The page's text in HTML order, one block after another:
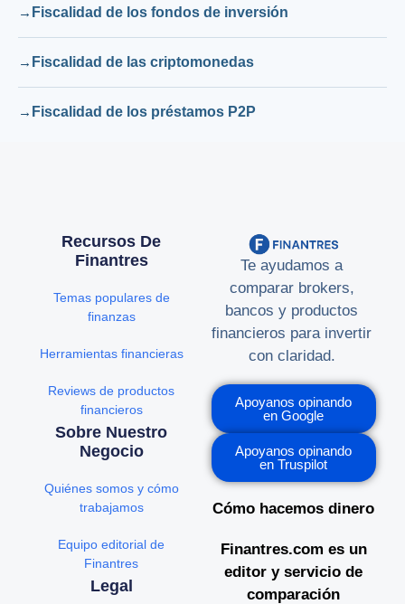
Fiscalidad de los fondos de inversión
Fiscalidad de las criptomonedas
Fiscalidad de los préstamos P2P
Te ayudamos a
comparar brokers,
bancos y productos
financieros para invertir
con claridad.
Apoyanos opinando
en Google
Apoyanos opinando
en Truspilot
Cómo hacemos dinero
Finantres.com es un
editor y servicio de
comparación
Recursos De
Finantres
Temas populares de
finanzas
Herramientas financieras
Reviews de productos
financieros
Sobre Nuestro
Negocio
Quiénes somos y cómo
trabajamos
Equipo editorial de
Finantres
Legal